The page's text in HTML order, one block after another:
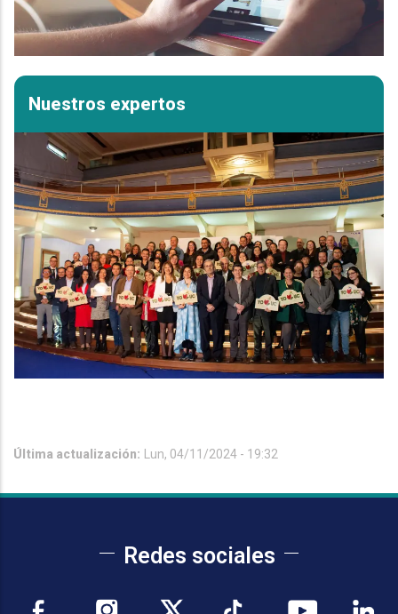
Nuestros expertos
Última actualización: Lun, 04/11/2024 - 19:32
Redes sociales